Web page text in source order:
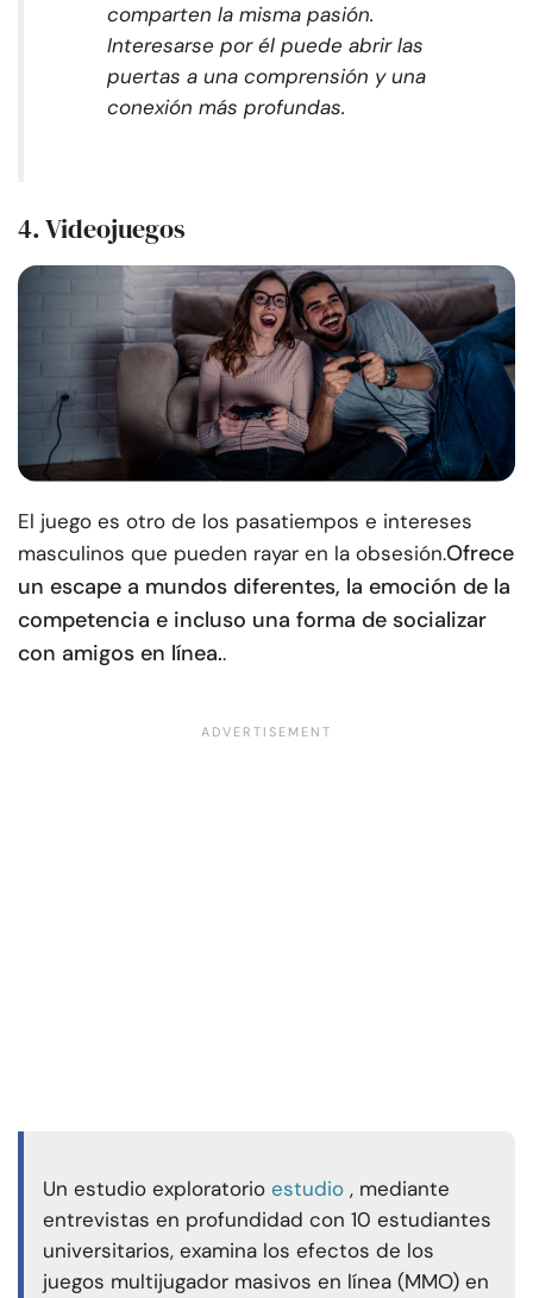
comparten la misma pasión.
Interesarse por él puede abrir las
puertas a una comprensión y una
conexión más profundas.
4. Videojuegos
El juego es otro de los pasatiempos e intereses
masculinos que pueden rayar en la obsesión.Ofrece
un escape a mundos diferentes, la emoción de la
competencia e incluso una forma de socializar
con amigos en línea..
Un estudio exploratorio estudio , mediante
entrevistas en profundidad con 10 estudiantes
universitarios, examina los efectos de los
juegos multijugador masivos en línea (MMO) en